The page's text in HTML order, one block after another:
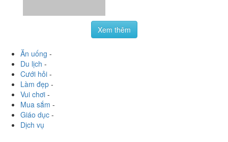
Xem thêm
Ăn uống
Du lịch-
Cưới hỏi-
Làm đẹp-
Vui chơi-
Mua sắm -
Giáo dục